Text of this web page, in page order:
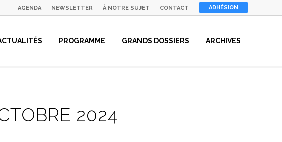
AGENDA NEWSLETTER À NOTRE SUJET CONTACT ADHÉSION
PROGRAMME GRANDS DOSSIERS ARCHIVES
2024